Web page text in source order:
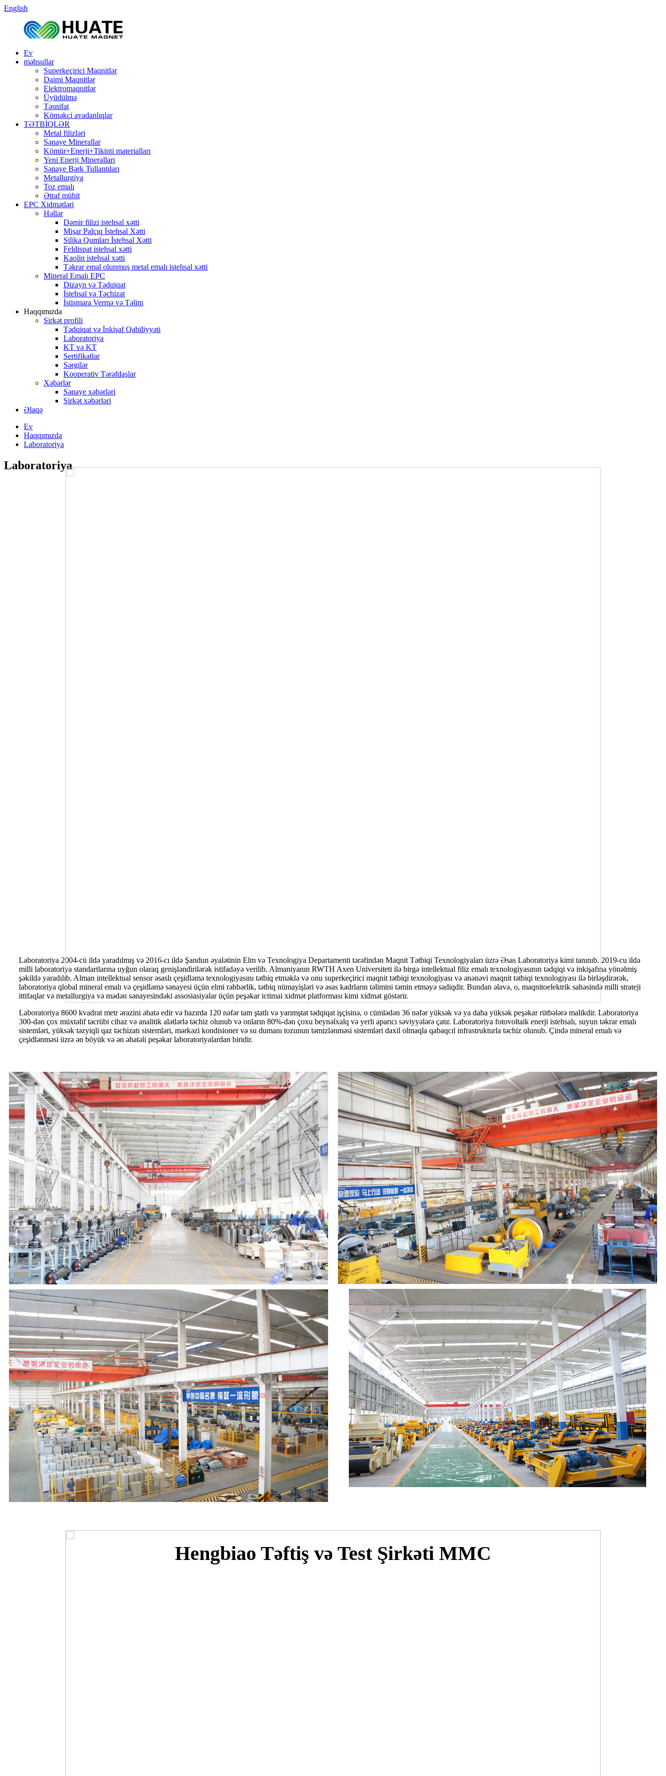
English
Ev
məhsullar
Superkeçirici Maqnitlər
Daimi Maqnitlər
Elektromaqnitlər
Üyüdülmə
Təsnifat
Köməkçi avadanlıqlar
TƏTBİQLƏR
Metal filizləri
Sənaye Minerallar
Kömür+Enerji+Tikinti materialları
Yeni Enerji Mineralları
Sənaye Bərk Tullantıları
Metallurgiya
Toz emalı
Ətraf mühit
EPC Xidmətləri
Həllər
Dəmir filizi istehsal xətti
Mişar Palçıq İstehsal Xətti
Silika Qumları İstehsal Xətti
Feldispat istehsal xətti
Kaolin istehsal xətti
Təkrar emal olunmuş metal emalı istehsal xətti
Mineral Emalı EPC
Dizayn və Tədqiqat
İstehsal və Təchizat
İstismara Vermə və Təlim
Haqqımızda
Şirkət profili
Tədqiqat və İnkişaf Qabiliyyəti
Laboratoriya
KT və KT
Sertifikatlar
Sərgilər
Kooperativ Tərəfdaşlar
Xəbərlər
Sənaye xəbərləri
Şirkət xəbərləri
Əlaqə
Ev
Haqqımızda
Laboratoriya
Laboratoriya
Laboratoriya 2004-cü ildə yaradılmış və 2016-cı ildə Şandun əyalətinin Elm və Texnologiya Departamenti tərəfindən Maqnit Tətbiqi Texnologiyaları üzrə Əsas Laboratoriya kimi tanınıb. 2019-cu ildə
milli laboratoriya standartlarına uyğun olaraq genişləndirilərək istifadəyə verilib. Almaniyanın RWTH Axen Universiteti ilə birgə intellektual filiz emalı texnologiyasının tədqiqi və inkişafına yönəlmiş
şəkildə yaradılıb. Alman intellektual sensor əsaslı çeşidləmə texnologiyasını tətbiq etməklə və onu superkeçirici maqnit tətbiqi texnologiyası və ənənəvi maqnit tətbiqi texnologiyası ilə birləşdirərək,
laboratoriya qlobal mineral emalı və çeşidləmə sənayesi üçün elmi rəhbərlik, tətbiq nümayişləri və əsas kadrların təlimini təmin etməyə sadiqdir. Bundan əlavə, o, maqnitoelektrik sahəsində milli strateji
ittifaqlar və metallurgiya və mədən sənayesindəki assosiasiyalar üçün peşəkar ictimai xidmət platforması kimi xidmət göstərir.
Laboratoriya 8600 kvadrat metr ərazini əhatə edir və hazırda 120 nəfər tam ştatlı və yarımştat tədqiqat işçisinə, o cümlədən 36 nəfər yüksək və ya daha yüksək peşəkar rütbələrə malikdir. Laboratoriya
300-dən çox müxtəlif təcrübi cihaz və analitik alətlərlə təchiz olunub və onların 80%-dən çoxu beynəlxalq və yerli aparıcı səviyyələrə çatır. Laboratoriya fotovoltaik enerji istehsalı, suyun təkrar emalı
sistemləri, yüksək təzyiqli qaz təchizatı sistemləri, mərkəzi kondisioner və su dumanı tozunun təmizlənməsi sistemləri daxil olmaqla qabaqcıl infrastrukturla təchiz olunub. Çində mineral emalı və
çeşidlənməsi üzrə ən böyük və ən əhatəli peşəkar laboratoriyalardan biridir.
Hengbiao Təftiş və Test Şirkəti MMC